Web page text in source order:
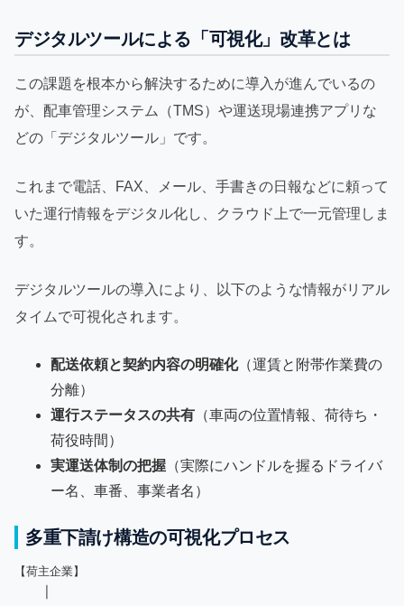
デジタルツールによる「可視化」改革とは
この課題を根本から解決するために導入が進んでいるの
が、配車管理システム（TMS）や運送現場連携アプリな
どの「デジタルツール」です。
これまで電話、FAX、メール、手書きの日報などに頼って
いた運行情報をデジタル化し、クラウド上で一元管理しま
す。
デジタルツールの導入により、以下のような情報がリアル
タイムで可視化されます。
配送依頼と契約内容の明確化（運賃と附帯作業費の
分離）
運行ステータスの共有 （車両の位置情報、荷待ち・
荷役時間）
実運送体制の把握 （実際にハンドルを握るドライバ
ー名、車番、事業者名）
多重下請け構造の可視化プロセス
【荷主企業】